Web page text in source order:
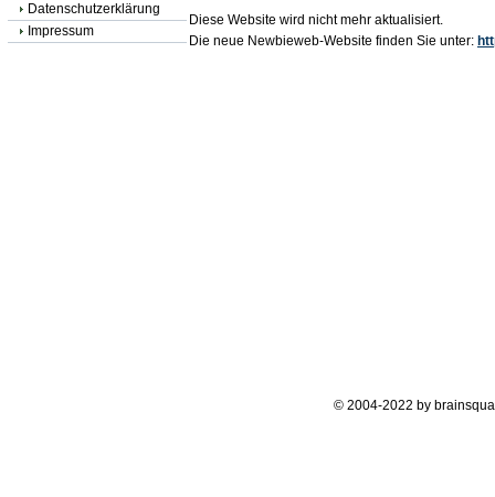
Datenschutzerklärung
Impressum
Diese Website wird nicht mehr aktualisiert.
Die neue Newbieweb-Website finden Sie unter:
© 2004-2022 by